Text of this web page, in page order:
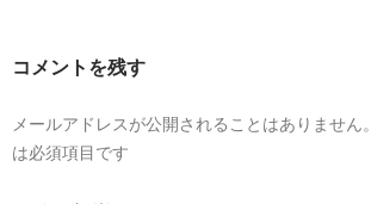
シ
ン
コメントを残す
メールアドレスが公開されることはありません。
は必須項目です